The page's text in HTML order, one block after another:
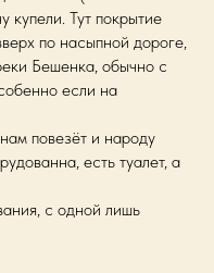
купели. Тут покрытие
по насыпной дороге,
Бешенка, обычно с
если на
повезёт и народу
есть туалет, а
с одной лишь